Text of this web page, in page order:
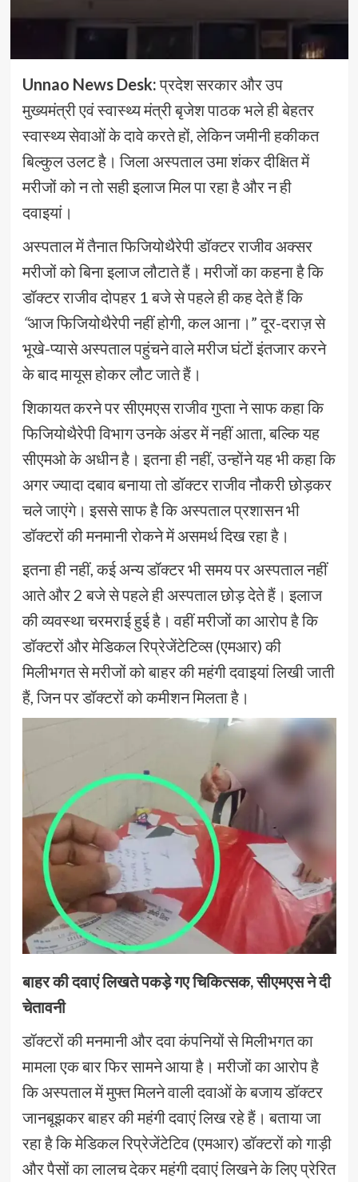
Unnao News Desk:प्रदेश सरकार और उप
मुख्यमंत्री एवं स्वास्थ्य मंत्री बृजेश पाठक भले ही बेहतर
स्वास्थ्य सेवाओं के दावे करते हों, लेकिन जमीनी हकीकत
बिल्कुल उलट है। जिला अस्पताल उमा शंकर दीक्षित में
मरीजों को न तो सही इलाज मिल पा रहा है और न ही
दवाइयां।
अस्पताल में तैनात फिजियोथैरेपी डॉक्टर राजीव अक्सर
मरीजों को बिना इलाज लौटाते हैं। मरीजों का कहना है कि
डॉक्टर राजीव दोपहर 1 बजे से पहले ही कह देते हैं कि
“आज फिजियोथैरेपी नहीं होगी, कल आना।” दूर-दराज़ से
भूखे-प्यासे अस्पताल पहुंचने वाले मरीज घंटों इंतजार करने
के बाद मायूस होकर लौट जाते हैं।
शिकायत करने पर सीएमएस राजीव गुप्ता ने साफ कहा कि
फिजियोथैरेपी विभाग उनके अंडर में नहीं आता, बल्कि यह
सीएमओ के अधीन है। इतना ही नहीं, उन्होंने यह भी कहा कि
अगर ज्यादा दबाव बनाया तो डॉक्टर राजीव नौकरी छोड़कर
चले जाएंगे। इससे साफ है कि अस्पताल प्रशासन भी
डॉक्टरों की मनमानी रोकने में असमर्थ दिख रहा है।
इतना ही नहीं, कई अन्य डॉक्टर भी समय पर अस्पताल नहीं
आते और 2 बजे से पहले ही अस्पताल छोड़ देते हैं। इलाज
की व्यवस्था चरमराई हुई है। वहीं मरीजों का आरोप है कि
डॉक्टरों और मेडिकल रिप्रेजेंटेटिव्स (एमआर) की
मिलीभगत से मरीजों को बाहर की महंगी दवाइयां लिखी जाती
हैं, जिन पर डॉक्टरों को कमीशन मिलता है।
बाहर की दवाएं लिखते पकड़े गए चिकित्सक, सीएमएस ने दी
चेतावनी
डॉक्टरों की मनमानी और दवा कंपनियों से मिलीभगत का
मामला एक बार फिर सामने आया है। मरीजों का आरोप है
कि अस्पताल में मुफ्त मिलने वाली दवाओं के बजाय डॉक्टर
जानबूझकर बाहर की महंगी दवाएं लिख रहे हैं। बताया जा
रहा है कि मेडिकल रिप्रेजेंटेटिव (एमआर) डॉक्टरों को गाड़ी
और पैसों का लालच देकर महंगी दवाएं लिखने के लिए प्रेरित